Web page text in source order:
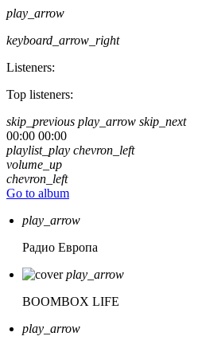
play_arrow
keyboard_arrow_right
Listeners:
Top listeners:
skip_previous play_arrow skip_next
00:00 00:00
playlist_play chevron_left
volume_up
chevron_left
Go to album
play_arrow
Радио Европа
play_arrow
BOOMBOX LIFE
play_arrow